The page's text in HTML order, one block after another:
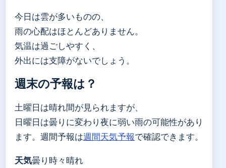
今日は雲が多いものの、
雨の心配はほとんどありません。
気温は過ごしやすく、
外出には支障がないでしょう。
週末の予報は？
土曜日は晴れ間が見られますが、
日曜日は曇りに変わり夜に弱い雨の可能性があり
ます。週間予報は週間天気予報で確認できます。
天気曇り時々晴れ